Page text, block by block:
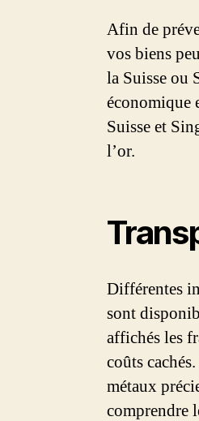
Afin de
vos biens
la Suisse ou
économique
Suisse et
l’or.
Différentes
sont
affichés les
coûts
métaux
comprendre